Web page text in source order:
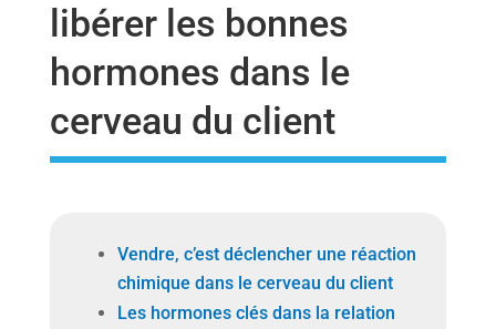
libérer les bonnes
hormones dans le
cerveau du client
Vendre, c’est déclencher une réaction
chimique dans le cerveau du client
Les hormones clés dans la relation